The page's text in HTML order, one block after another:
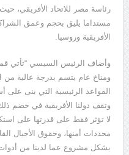
رئاسة مصر للاتحاد الأفريقي،
مستداما يليق بحجم وعمق
الأفريقية وروسيا.
وأضاف الرئيس السيسي “تأتي
ومناخ عام يتسم بدرجة عالية من
القواعد الرئيسية التي بنى على
وتقف دولنا الأفريقية في خضم
لا تؤثر فقط على قدرتها على
محددات أمنها، وحقوق الأجيال
بشكل مشروع عما لدينا من